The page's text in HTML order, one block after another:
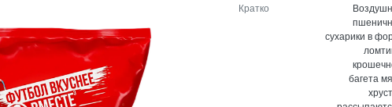
Кратко
сухарики в
багета